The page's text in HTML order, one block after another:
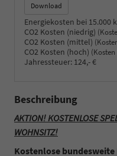
Download
Energiekosten bei 15.000
CO2 Kosten (niedrig)
CO2 Kosten (mittel)
CO2 Kosten (hoch)
Jahressteuer: 124,- €
Beschreibung
AKTION! KOSTENLOSE
WOHNSITZ!
Kostenlose